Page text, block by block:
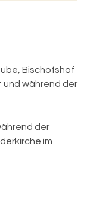
Bischofshof
während der
der
im